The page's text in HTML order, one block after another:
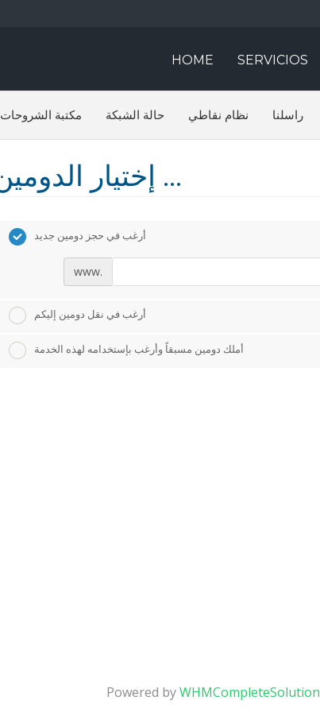
HOME SERVICIOS
مكتبة الشروحات حالة الشبكة نظام نقاطي راسلنا
إختيار الدومين ...
أرغب في حجز دومين جديد
www.
أرغب في نقل دومين إليكم
أملك دومين مسبقاً وأرغب بإستخدامه لهذه الخدمة
Powered byWHMCompleteSolution